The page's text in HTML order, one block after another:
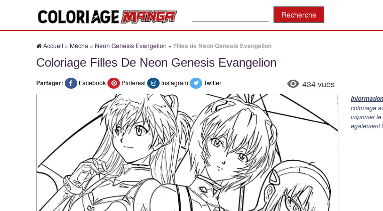
Accueil » Mécha » Neon Genesis Evangelion » Filles de Neon Genesis Evangelion
Coloriage Filles De Neon Genesis Evangelion
Partager: Facebook Pinterest Instagram Twitter 434 vues
coloriage
imprimer
également